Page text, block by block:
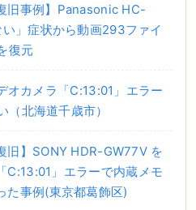
旧事例】Panasonic HC-
」症状から動画293ファイ
復元
カメラ「C:13:01」エラー
北海道千歳市）
旧】SONY HDR-GW77V を
C:13:01」エラーで内蔵メモ
た事例(東京都葛飾区)